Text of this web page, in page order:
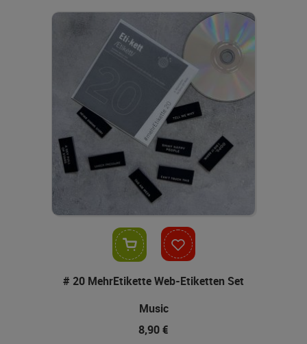
# 20 MehrEtikette Web-Etiketten Set
Music
8,90 €